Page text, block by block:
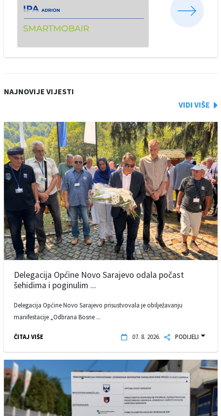
NAJNOVIJE VIJESTI
Delegacija Općine Novo Sarajevo odala počast
šehidima i poginulim ...
Delegacija Općine Novo Sarajevo prisustvovala je obilježavanju
manifestacije „Odbrana Bosne ...
ČITAJ VIŠE 07. 8. 2026. PODIJELI